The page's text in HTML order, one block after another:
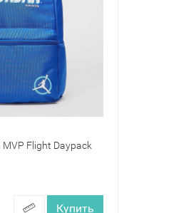
Flight Daypack
Купить